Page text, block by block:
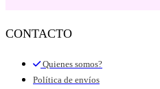
CONTACTO
Quienes somos?
Política de envíos